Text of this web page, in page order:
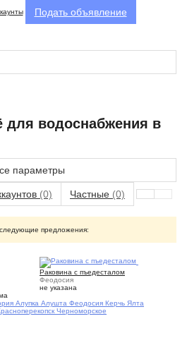
Подать объявление
для водоснабжения в
параметры
(0) Частные (0)
предложения:
Раковина с пъедесталом
Феодосия
не указана
Алупка Алушта Феодосия Керчь Ялта
Черноморское